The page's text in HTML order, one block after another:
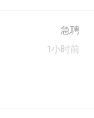
急聘
1小时前